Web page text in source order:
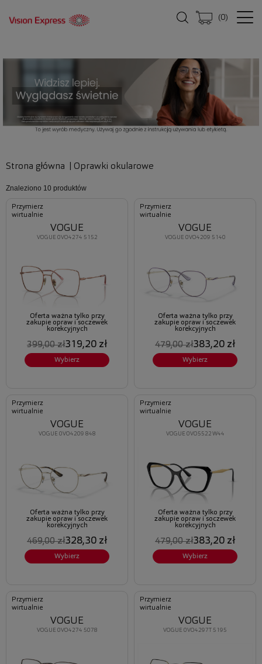
(0)
Strona główna Oprawki okularowe
Znaleziono 10 produktów
Przymierz
wirtualnie
VOGUE 0VO4274 5152
VOGUE
Oferta ważna tylko przy
zakupie opraw i soczewek
korekcyjnych
399,00 zł319,20 zł
Wybierz
Przymierz
wirtualnie
VOGUE 0VO4209 5140
VOGUE
Oferta ważna tylko przy
zakupie opraw i soczewek
korekcyjnych
479,00 zł383,20 zł
Wybierz
Przymierz
wirtualnie
VOGUE 0VO4209 848
VOGUE
Oferta ważna tylko przy
zakupie opraw i soczewek
korekcyjnych
469,00 zł328,30 zł
Wybierz
Przymierz
wirtualnie
VOGUE 0VO5522 W44
VOGUE
Oferta ważna tylko przy
zakupie opraw i soczewek
korekcyjnych
479,00 zł383,20 zł
Wybierz
Przymierz
wirtualnie
VOGUE 0VO4274 5078
VOGUE
Przymierz
wirtualnie
VOGUE 0VO4297T 5195
VOGUE